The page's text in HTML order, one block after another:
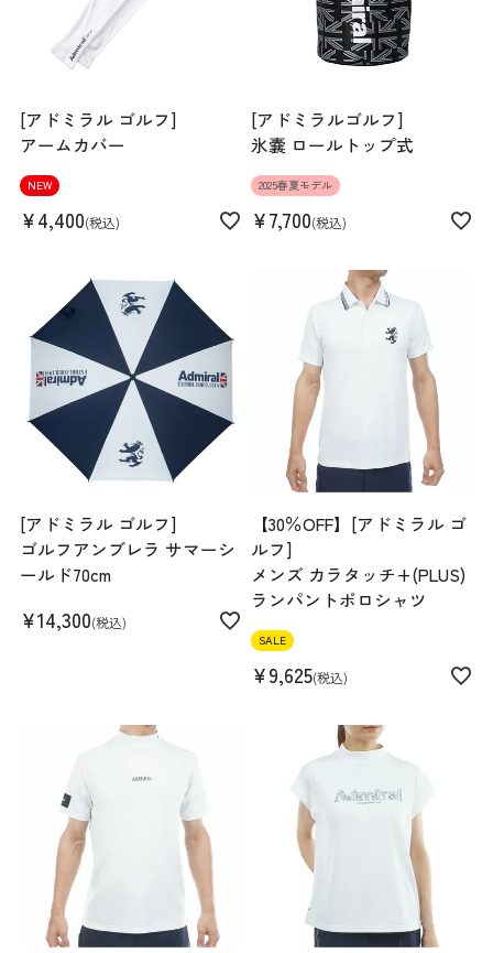
Hem width
L LL
160cm 57kgRecommended
L
Find out more on your body type
スペック
ポリエステル100%
[アドミラル ゴルフ]
アームカバー
NEW
¥4,400 税込
[アドミラルゴルフ]
氷嚢 ロールトップ式
2025春夏モデル
¥7,700 税込
[アドミラル ゴルフ]
ゴルフアンブレラ サマーシ
ールド70cm
¥14,300 税込
【30％OFF】[アドミラル ゴ
ルフ]
メンズ カラタッチ+(PLUS)
ランパントポロシャツ
SALE
¥9,625 税込